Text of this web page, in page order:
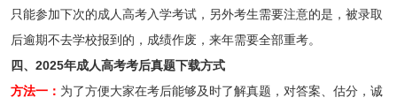
只能参加下次的成人高考入学考试，另外考生需要注意的是，被录取
后逾期不去学校报到的，成绩作废，来年需要全部重考。
四、2025年成人高考考后真题下载方式
方法一： 为了方便大家在考后能够及时了解真题，对答案、估分，诚